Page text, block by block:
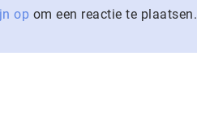
op om een reactie te plaatsen.